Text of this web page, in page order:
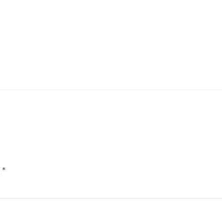
*